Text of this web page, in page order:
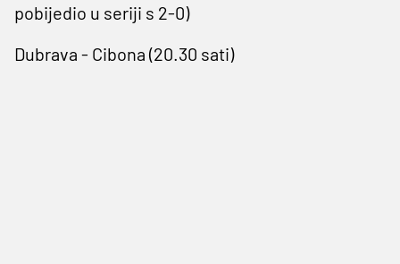
pobijedio u seriji s 2-0)
Dubrava - Cibona (20.30 sati)